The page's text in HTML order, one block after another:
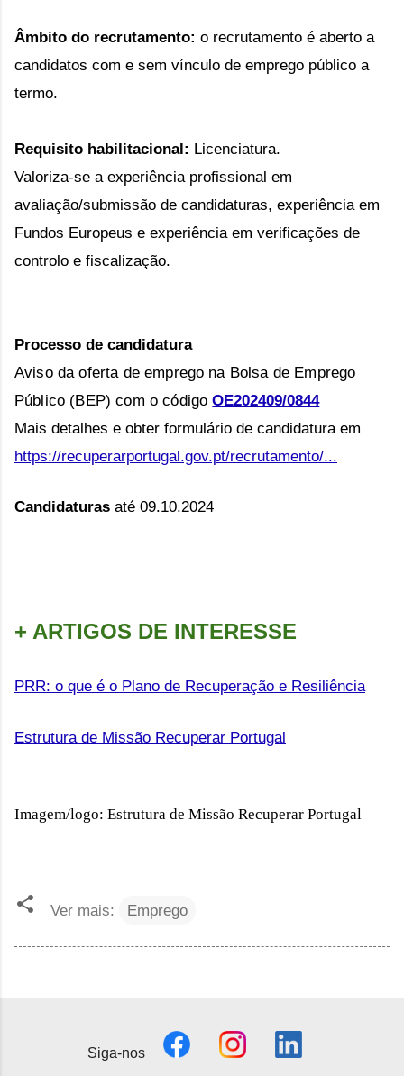
Âmbito do recrutamento: o recrutamento é aberto a
candidatos com e sem vínculo de emprego público a
termo.
Requisito habilitacional: Licenciatura.
Valoriza-se a experiência profissional em
avaliação/submissão de candidaturas, experiência em
Fundos Europeus e experiência em verificações de
controlo e fiscalização.
Processo de candidatura
Aviso da oferta de emprego na Bolsa de Emprego
Público (BEP) com o códigoOE202409/0844
Mais detalhes e obter formulário de candidatura em
https://recuperarportugal.gov.pt/recrutamento/...
Candidaturas até 09.10.2024
+ ARTIGOS DE INTERESSE
PRR: o que é o Plano de Recuperação e Resiliência
Estrutura de Missão Recuperar Portugal
Imagem/logo: Estrutura de Missão Recuperar Portugal
Ver mais: Emprego
Siga-nos